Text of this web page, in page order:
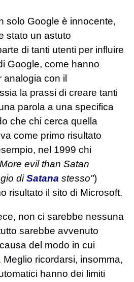
solo Google è innocente,
stato un astuto
di tanti utenti per influire
Google, come hanno
con il
la prassi di creare tanti
parola a una specifica
che chi cerca quella
come primo risultato
nel 1999 chi
evil than Satan
diSatana stesso")
risultato il sito di Microsoft.
non ci sarebbe nessuna
sarebbe avvenuto
del modo in cui
Meglio ricordarsi, insomma,
hanno dei limiti